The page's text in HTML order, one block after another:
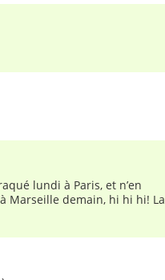
lundi à Paris, et n’en
Marseille demain, hi hi hi! La